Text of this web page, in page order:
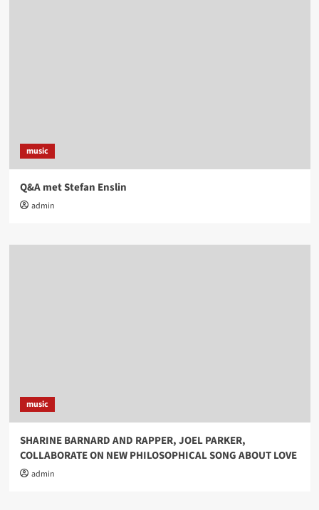
music
Q&A met Stefan Enslin
admin
music
SHARINE BARNARD AND RAPPER, JOEL PARKER,
COLLABORATE ON NEW PHILOSOPHICAL SONG ABOUT LOVE
admin